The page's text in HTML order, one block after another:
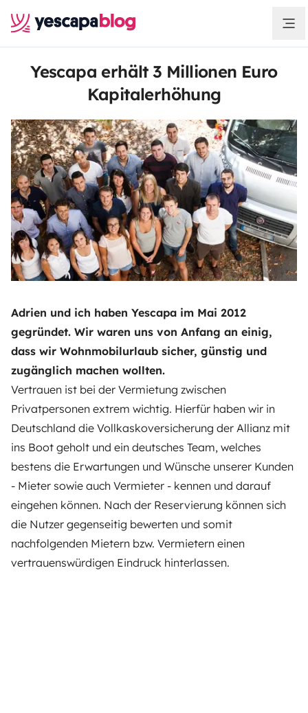
Yescapa erhält 3 Millionen Euro
Kapitalerhöhung
Adrien und ich haben Yescapa im Mai 2012
gegründet. Wir waren uns von Anfang an einig,
dass wir Wohnmobilurlaub sicher, günstig und
zugänglich machen wollten.
Vertrauen ist bei der Vermietung zwischen
Privatpersonen extrem wichtig. Hierfür haben wir in
Deutschland die Vollkaskoversicherung der Allianz mit
ins Boot geholt und ein deutsches Team, welches
bestens die Erwartungen und Wünsche unserer Kunden
- Mieter sowie auch Vermieter - kennen und darauf
eingehen können. Nach der Reservierung können sich
die Nutzer gegenseitig bewerten und somit
nachfolgenden Mietern bzw. Vermietern einen
vertrauenswürdigen Eindruck hinterlassen.